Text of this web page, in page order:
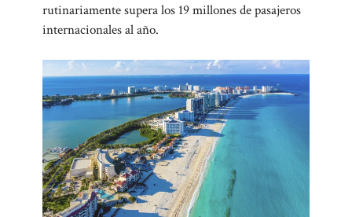
rutinariamente supera los 19 millones de pasajeros
internacionales al año.